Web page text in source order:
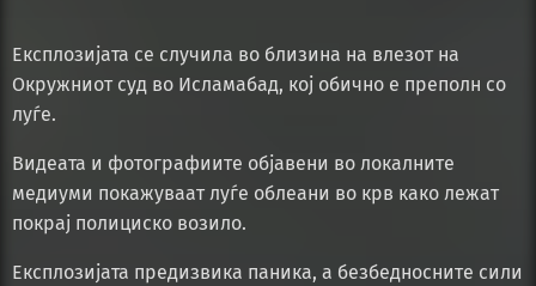
Експлозијата се случила во близина на влезот на
Окружниот суд во Исламабад, кој обично е преполн со
луѓе.
Видеата и фотографиите објавени во локалните
медиуми покажуваат луѓе облеани во крв како лежат
покрај полициско возило.
Експлозијата предизвика паника, а безбедносните сили